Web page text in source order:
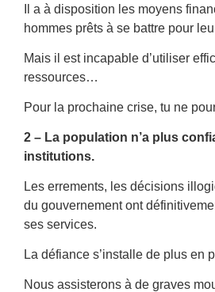
Il a à disposition les moyens
hommes prêts à se battre pour
Mais il est incapable d’utiliser
ressources…
Pour la prochaine crise, tu ne
2 – La population n’a plus
institutions.
Les errements, les décisions
du gouvernement ont
ses services.
La défiance s’installe de plus en
Nous assisterons à de graves